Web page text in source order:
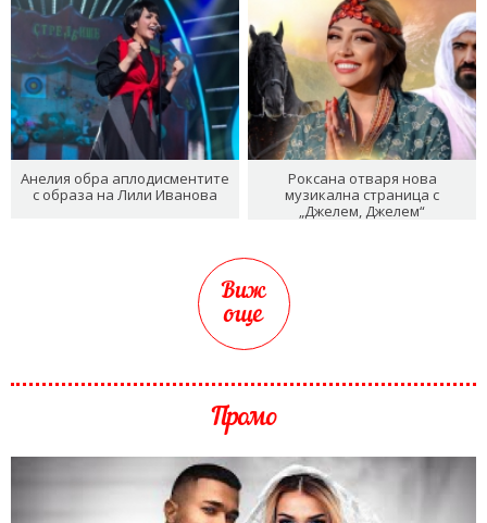
Анелия обра аплодисментите
с образа на Лили Иванова
Роксана отваря нова
музикална страница с
„Джелем, Джелем“
Виж
още
Промо